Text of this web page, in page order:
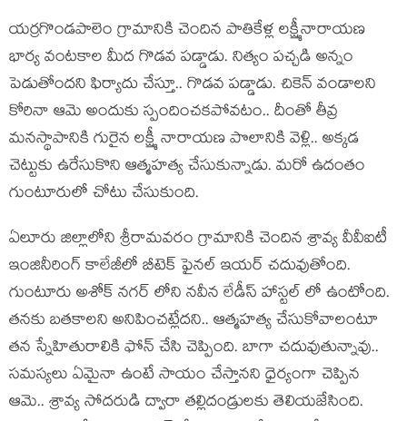
యర్రగొండపాలెం గ్రామానికి చెందిన పాతికేళ్ల లక్ష్మీనారాయణ
భార్య వంటకాల మీద గొడవ పడ్డాడు. నిత్యం పచ్చడి అన్నం
పెడుతోందని ఫిర్యాదు చేస్తూ.. గొడవ పడ్డాడు. చికెన్ వండాలని
కోరినా ఆమె అందుకు స్పందించకపోవటం.. దీంతో తీవ్ర
మనస్థాపానికి గురైన లక్ష్మీ నారాయణ పొలానికి వెళ్లి.. అక్కడ
చెట్టుకు ఉరేసుకొని ఆత్మహత్య చేసుకున్నాడు. మరో ఉదంతం
గుంటూరులో చోటు చేసుకుంది.
ఏలూరు జిల్లాలోని శ్రీరామవరం గ్రామానికి చెందిన శ్రావ్య వీవీఐటీ
ఇంజినీరింగ్ కాలేజీలో బీటెక్ ఫైనల్ ఇయర్ చదువుతోంది.
గుంటూరు అశోక్ నగర్ లోని నవీన లేడీస్ హాస్టల్ లో ఉంటోంది.
తనకు బతకాలని అనిపించట్లేదని.. ఆత్మహత్య చేసుకోవాలంటూ
తన స్నేహితురాలికి ఫోన్ చేసి చెప్పింది. బాగా చదువుతున్నావు..
సమస్యలు ఏమైనా ఉంటే సాయం చేస్తానని ధైర్యంగా చెప్పిన
ఆమె.. శ్రావ్య సోదరుడి ద్వారా తల్లిదండ్రులకు తెలియజేసింది.